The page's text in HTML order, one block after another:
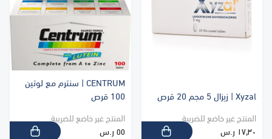
Xyzal | زيزال 5 مجم 20 قرص
المنتج غير خاضع للضريبة
١٧٫٣٠ ر.س
CENTRUM | سنترم مع لوتين
100 قرص
المنتج غير خاضع للضريبة
٥٥ ر.س